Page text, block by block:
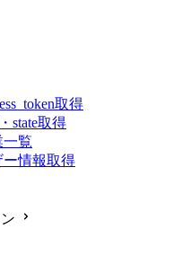
取得
state取得
一覧
ー情報取得